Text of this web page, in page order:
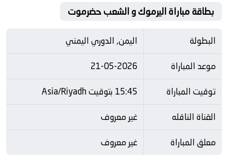
بطاقة مباراة اليرموك و الشعب حضرموت
البطولة
اليمن, الدوري اليمني
موعد المباراة
21-05-2026
توقيت المباراة
15:45 بتوقيت Asia/Riyadh
القناة الناقله
غير معروف
معلق المباراة
غير معروف